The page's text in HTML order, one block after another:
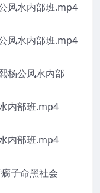
风水内部班.mp4
风水内部班.mp4
杨公风水内部
内部班.mp4
内部班.mp4
子命黑社会